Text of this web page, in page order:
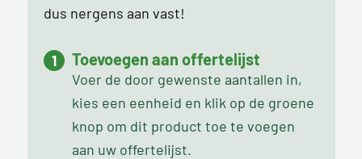
dus nergens aan vast!
Toevoegen aan offertelijst
Voer de door gewenste aantallen in,
kies een eenheid en klik op de groene
knop om dit product toe te voegen
aan uw offertelijst.